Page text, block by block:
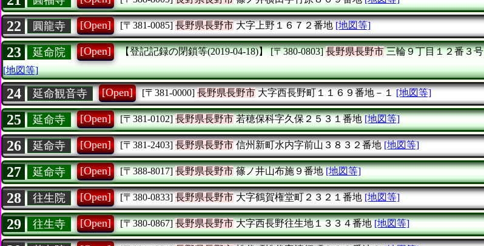
22 圓龍寺 [Open] [〒381-0085] 長野県長野市大字上野１６７２番地 [地図等]
23 延命院 [Open] 【登記記録の閉鎖等(2019-04-18)】 [〒380-0803] 長野県長野市三輪９丁目１２番３号
[地図等]
24 延命観音寺 [Open] [〒381-0000] 長野県長野市大字西長野町１１６９番地－１ [地図等]
25 延命寺 [Open] [〒381-0102] 長野県長野市若穂保科字久保２５３１番地 [地図等]
26 延命寺 [Open] [〒381-2403] 長野県長野市信州新町水内字前山３８３２番地 [地図等]
27 延命寺 [Open] [〒388-8017] 長野県長野市篠ノ井山布施９番地 [地図等]
28 往生院 [Open] [〒380-0833] 長野県長野市大字鶴賀権堂町２３２１番地 [地図等]
29 往生寺 [Open] [〒380-0867] 長野県長野市大字西長野往生地１３３４番地 [地図等]